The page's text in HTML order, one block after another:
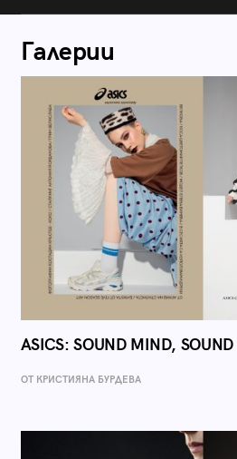
Галерии
ASICS: SOUND MIND, SOUND
ОТ КРИСТИЯНА БУРДЕВА